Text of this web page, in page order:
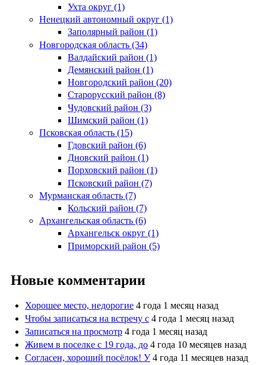
Ухта округ (1)
Ненецкий автономный округ (1)
Заполярный район (1)
Новгородская область (34)
Валдайский район (1)
Демянский район (1)
Новгородский район (20)
Старорусский район (8)
Чудовский район (3)
Шимский район (1)
Псковская область (15)
Гдовский район (6)
Дновский район (1)
Порховский район (1)
Псковский район (7)
Мурманская область (7)
Кольский район (7)
Архангельская область (6)
Архангельск округ (1)
Приморский район (5)
Новые комментарии
Хорошее место, недорогие 4 года 1 месяц назад
Чтобы записаться на встречу с 4 года 1 месяц назад
Записаться на просмотр 4 года 1 месяц назад
Живем в поселке с 19 года, до 4 года 10 месяцев назад
Согласен, хороший посёлок! У 4 года 11 месяцев назад